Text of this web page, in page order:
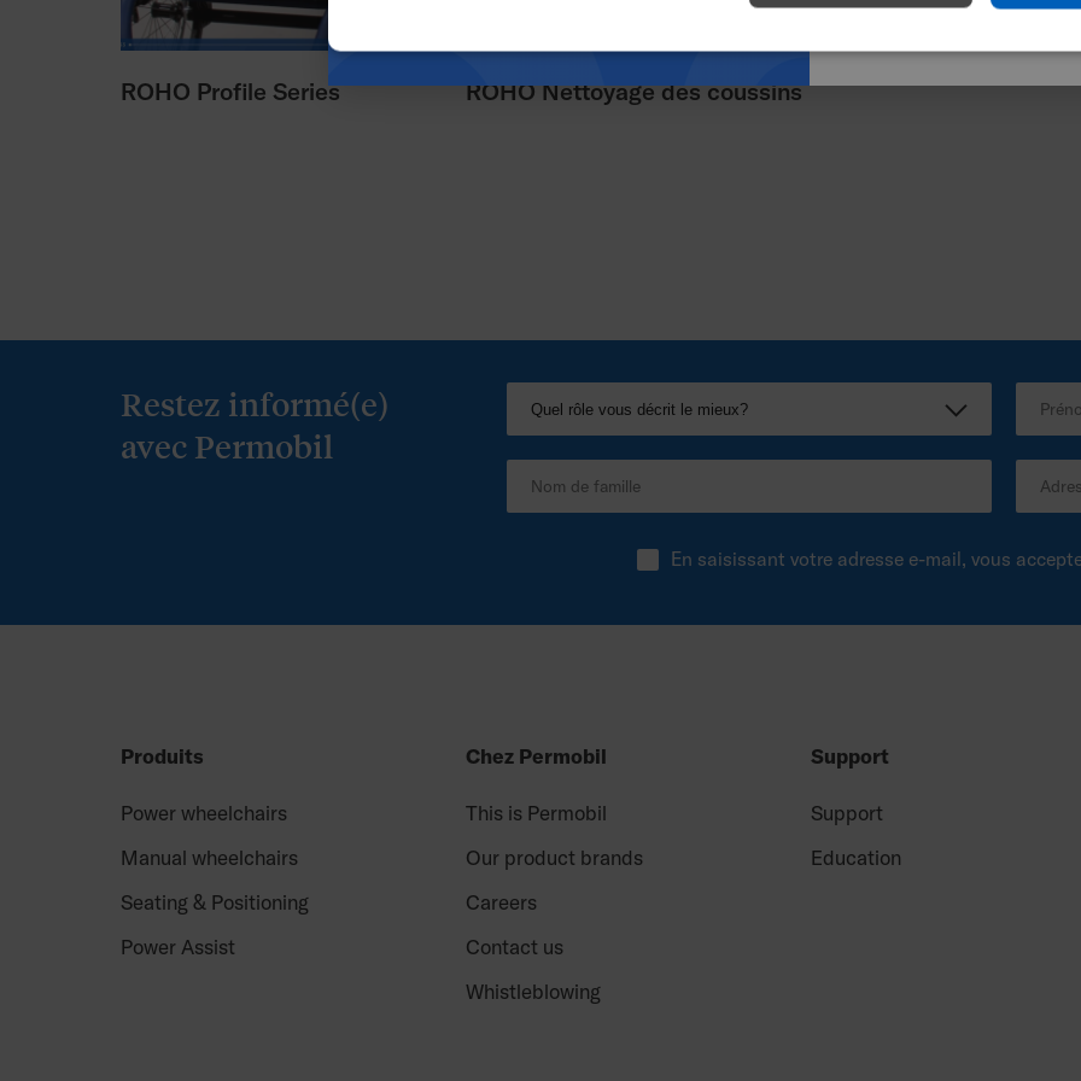
ROHO Profile Series ROHO Nettoyage des coussins
Restez informé(e)
avec Permobil
En saisissant votre adresse e-mail, vous
Produits
Power wheelchairs
Manual wheelchairs
Seating & Positioning
Power Assist
Chez Permobil
This is Permobil
Our product brands
Careers
Contact us
Whistleblowing
Support
Support
Education